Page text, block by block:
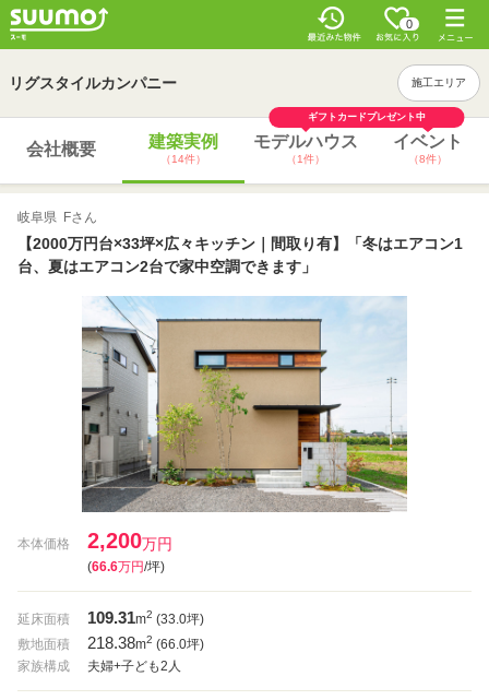
0
リグスタイルカンパニー 施工エリア
会社概要 建築実例
（14件）
ギフトカードプレゼント中
モデルハウス
（1件）
イベント
（8件）
岐阜県 Fさん
【2000万円台×33坪×広々キッチン｜間取り有】「冬はエアコン1
台、夏はエアコン2台で家中空調できます」
本体価格 2,200万円
(66.6万円/坪)
延床面積 109.31m2 (33.0坪)
敷地面積
218.38m2 (66.0坪)
家族構成
夫婦+子ども2人